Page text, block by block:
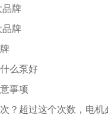
品牌
品牌
么泵好
事项
？超过这个次数，电机